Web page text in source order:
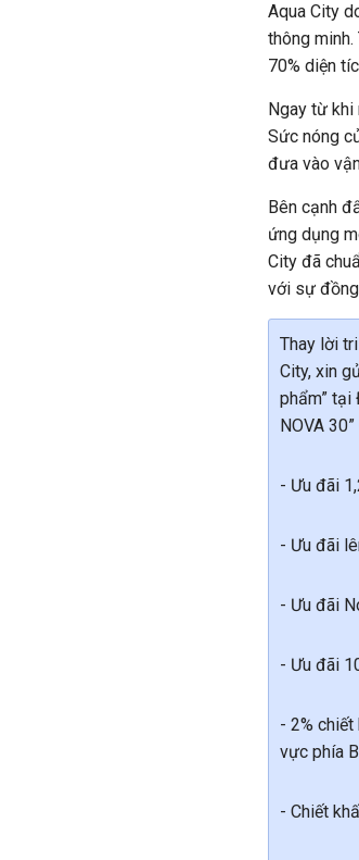
Aqua City
thông
70% diện
Ngay từ khi
Sức nóng
đưa vào
Bên cạnh
ứng dụng
City đã
với sự đồng
Thay lời
City, xin
phẩm” tại
NOVA
- Ưu đãi
- Ưu đãi
- Ưu đãi
- Ưu đãi
- 2% chiết
vực phía
- Chiết